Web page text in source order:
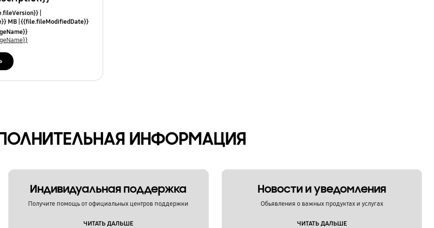
MB {{file.fileModifiedDate}}
ИНФОРМАЦИЯ
Индивидуальная поддержка
Получите помощь от официальных центров поддержки
ЧИТАТЬ ДАЛЬШЕ
Новости и уведомления
Обьявления о важных продуктах и услугах
ЧИТАТЬ ДАЛЬШЕ